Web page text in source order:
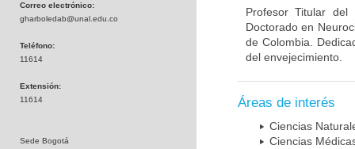
Correo electrónico:
gharboledab@unal.edu.co
Teléfono:
11614
Extensión:
11614
Sede Bogotá
Profesor Titular
Doctorado en
de Colombia.
del envejecimiento.
Áreas de interés
Ciencias
Ciencias